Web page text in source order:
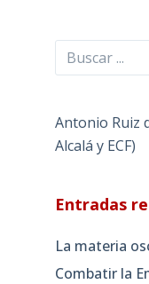
Buscar
Antonio Ruiz
Alcalá y ECF)
Entradas
La materia
Combatir la